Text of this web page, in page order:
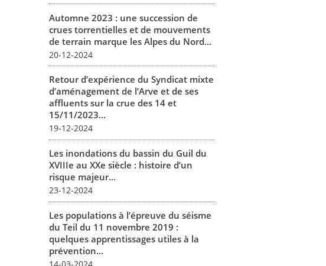
Automne 2023 : une succession de
crues torrentielles et de mouvements
de terrain marque les Alpes du Nord...
20-12-2024
Retour d’expérience du Syndicat mixte
d’aménagement de l’Arve et de ses
affluents sur la crue des 14 et
15/11/2023...
19-12-2024
Les inondations du bassin du Guil du
XVIIIe au XXe siècle : histoire d’un
risque majeur...
23-12-2024
Les populations à l’épreuve du séisme
du Teil du 11 novembre 2019 :
quelques apprentissages utiles à la
prévention...